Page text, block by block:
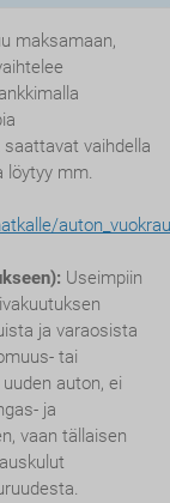
maksamaan,
vaihdella
löytyy mm.
Useimpiin
ja varaosista
tai
auton, ei
ja
vaan tällaisen